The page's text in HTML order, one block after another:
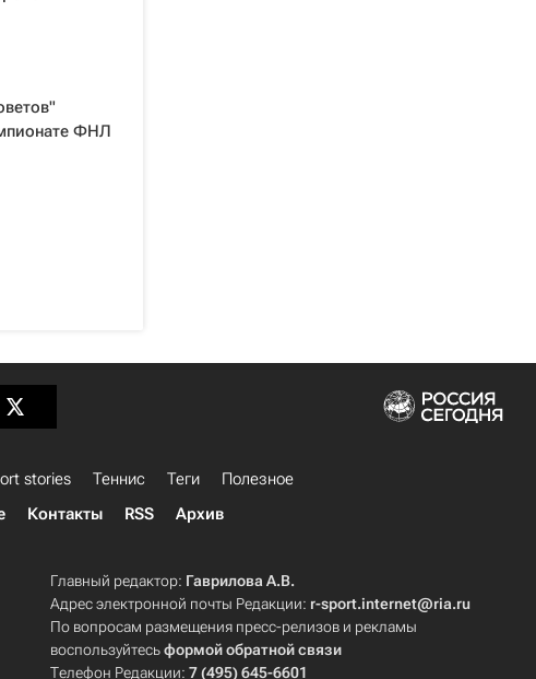
ФНЛ
stories Теннис Теги
Полезное
Контакты RSS Архив
Главный редактор: Гаврилова А.В.
Адрес электронной почты Редакции: r-sport.internet@ria.ru
По вопросам размещения пресс-релизов и рекламы
воспользуйтесьформой обратной связи
Телефон Редакции:7 (495) 645-6601